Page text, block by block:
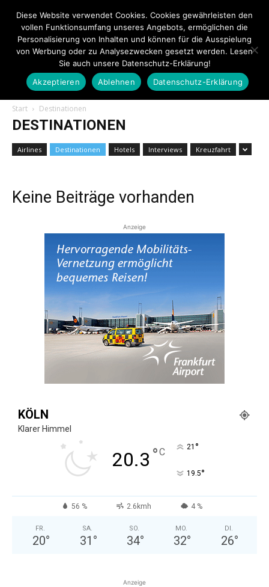
Touristiknews.de
|
Touristiknews
und
Reiseempfehlungen.
Start Destinationen
DESTINATIONEN
Airlines Destinationen Hotels Interviews Kreuzfahrt
Keine Beiträge vorhanden
Anzeige
KÖLN
Klarer Himmel
20.3 °C 21 °
19.5°
56 % 2.6kmh 4 %
FR.
20°
SA.
31 °
SO.
34°
MO.
32°
DI.
26°
Anzeige
Diese Website verwendet Cookies. Cookies gewährleisten den
vollen Funktionsumfang unseres Angebots, ermöglichen die
Personalisierung von Inhalten und können für die Ausspielung
von Werbung oder zu Analysezwecken gesetzt werden. Lesen
Sie auch unsere Datenschutz-Erklärung!
Akzeptieren
Ablehnen Datenschutz-Erklärung